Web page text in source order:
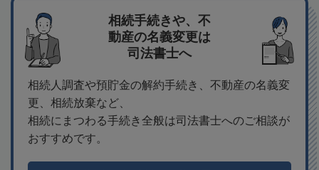
相続手続きや、不
動産の名義変更は
司法書士へ
相続人調査や預貯金の解約手続き、不動産の名義変
更、相続放棄など、
相続にまつわる手続き全般は司法書士へのご相談が
おすすめです。